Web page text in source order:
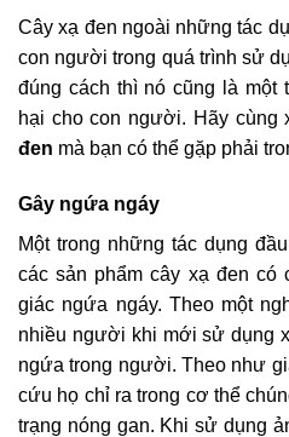
Cây xạ đen ngoài những tác
con người trong quá trình sử
đúng cách thì nó cũng là một
hại cho con người. Hãy cùng
đen mà bạn có thể gặp phải
Gây ngứa ngáy
Một trong những tác dụng
các sản phẩm cây xạ đen có
giác ngứa ngáy. Theo một
nhiều người khi mới sử dụng
ngứa trong người. Theo như
cứu họ chỉ ra trong cơ thể
trạng nóng gan. Khi sử dụng